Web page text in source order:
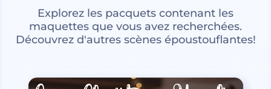
Explorez les pacquets contenant les
maquettes que vous avez recherchées.
Découvrez d'autres scènes époustouflantes!